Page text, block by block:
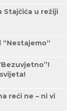
Stajčića u režiji
reći ne – ni vi